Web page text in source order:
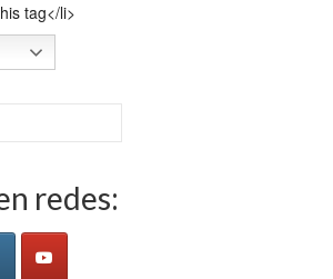
tag</li>
redes: